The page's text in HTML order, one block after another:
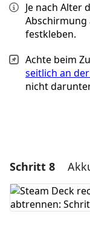
Je nach Alter
festkleben.
Achte beim
seitlich an
nicht
Kommentar
Schritt 8